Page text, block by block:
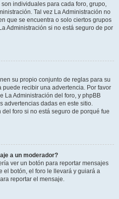
individuales para cada foro, grupo,
Tal vez La Administración no
que se encuentra o solo ciertos grupos
Administración si no está seguro de por
su propio conjunto de reglas para su
recibir una advertencia. Por favor
La Administración del foro, y phpBB
advertencias dadas en este sitio.
foro si no está seguro de porqué fue
a un moderador?
ver un botón para reportar mensajes
el botón, el foro le llevará y guiará a
reportar el mensaje.